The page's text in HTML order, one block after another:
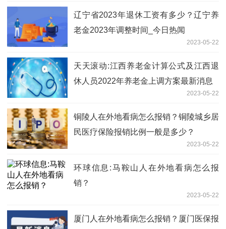
辽宁省2023年退休工资有多少？辽宁养
老金2023年调整时间_今日热闻
2023-05-22
天天滚动:江西养老金计算公式及江西退
休人员2022年养老金上调方案最新消息
2023-05-22
铜陵人在外地看病怎么报销？铜陵城乡居
民医疗保险报销比例一般是多少？
2023-05-22
环球信息:马鞍山人在外地看病怎么报
销？
2023-05-22
厦门人在外地看病怎么报销？厦门医保报